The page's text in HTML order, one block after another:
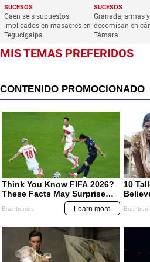
SUCESOS
Caen seis supuestos
implicados en masacres en
Tegucigalpa
SUCESOS
Granada, armas
decomisan en
Támara
MIS TEMAS PREFERIDOS